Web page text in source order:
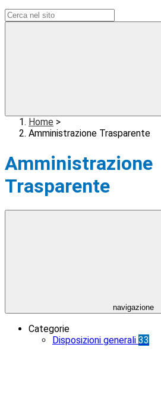
Home >
Amministrazione Trasparente
Amministrazione
Trasparente
navigazione
Categorie
Disposizioni generali 33